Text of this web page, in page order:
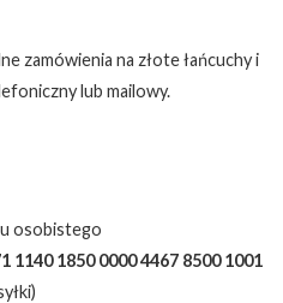
zamówienia na złote łańcuchy i
lub mailowy.
osobistego
1140 1850 0000 4467 8500 1001